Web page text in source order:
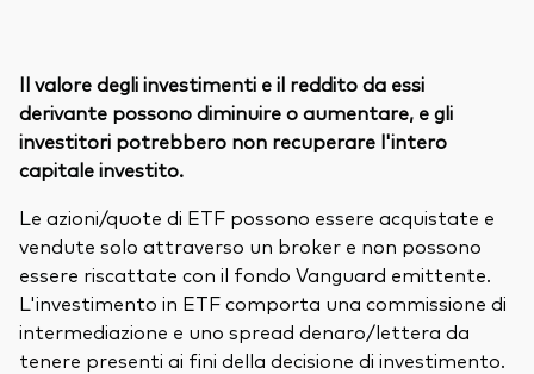
Il valore degli investimenti e il reddito da essi
derivante possono diminuire o aumentare, e gli
investitori potrebbero non recuperare l'intero
capitale investito.
Le azioni/quote di ETF possono essere acquistate e
vendute solo attraverso un broker e non possono
essere riscattate con il fondo Vanguard emittente.
L'investimento in ETF comporta una commissione di
intermediazione e uno spread denaro/lettera da
tenere presenti ai fini della decisione di investimento.